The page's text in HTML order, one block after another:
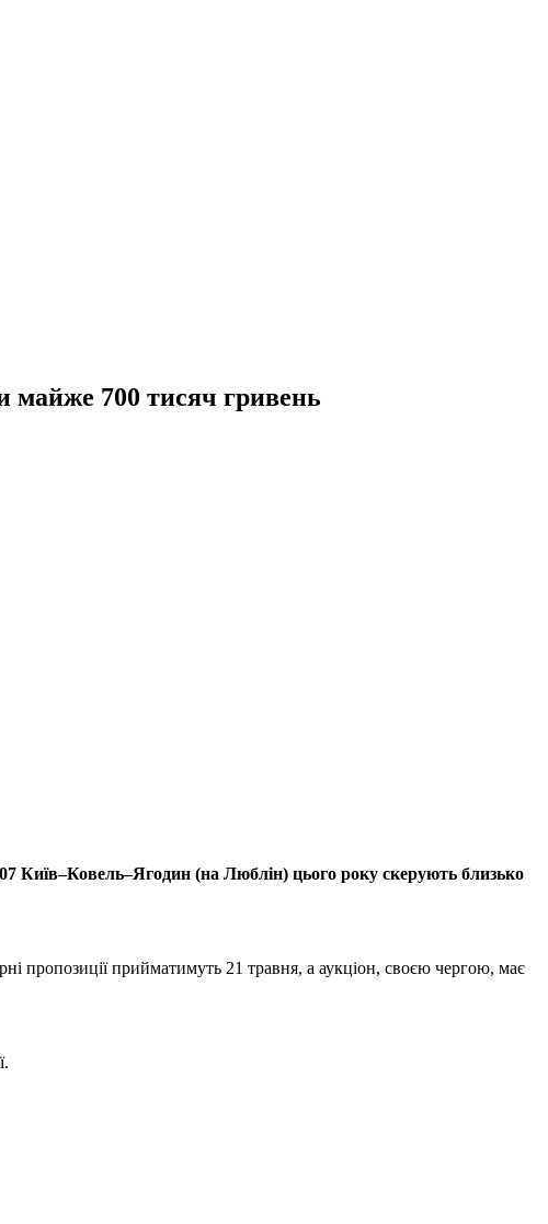
майже 700 тисяч гривень
Київ–Ковель–Ягодин (на Люблін) цього року скерують близько
пропозиції прийматимуть 21 травня, а аукціон, своєю чергою, має